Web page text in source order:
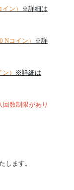
イン）
※詳細は
Nコイン）
※詳
）
※詳細は
数制限があり
します。